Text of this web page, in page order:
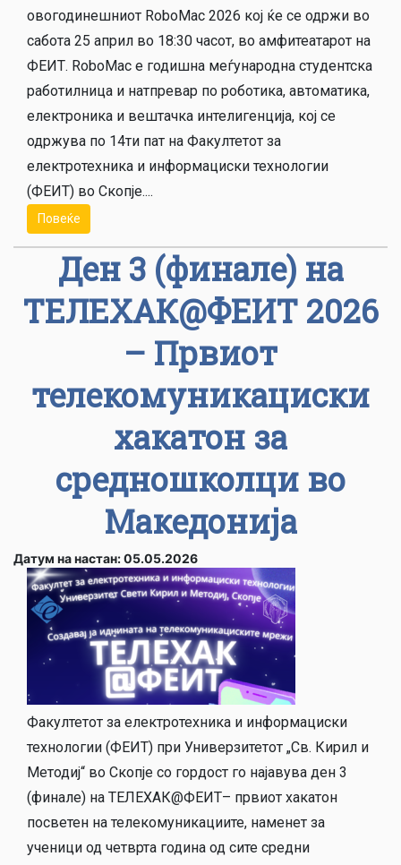
овогодинешниот RoboMac 2026 кој ќе се одржи во
сабота 25 април во 18:30 часот, во амфитеатарот на
ФЕИТ. RoboMac е годишна меѓународна студентска
работилница и натпревар по роботика, aвтоматика,
електроника и вештачка интелигенција, кој се
одржува по 14ти пат на Факултетот за
електротехника и информациски технологии
(ФЕИТ) во Скопје....
Повеќе
Ден 3 (финале) на
ТЕЛЕХАК@ФЕИТ 2026
– Првиот
телекомуникациски
хакатон за
средношколци во
Македонија
Датум на настан: 05.05.2026
Факултетот за електротехника и информациски
технологии (ФЕИТ) при Универзитетот „Св. Кирил и
Методиј“ во Скопје со гордост го најавува ден 3
(финале) на ТЕЛЕХАК@ФЕИТ– првиот хакатон
посветен на телекомуникациите, наменет за
ученици од четврта година од сите средни